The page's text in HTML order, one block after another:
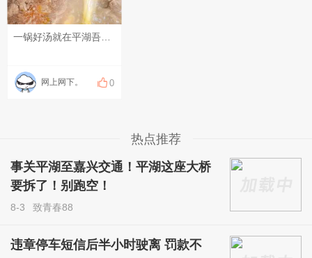
一锅好汤就在平湖吾悦广场#随手记录生活#
网上网下。 0
热点推荐
事关平湖至嘉兴交通！平湖这座大桥
要拆了！别跑空！
8-3 致青春88
违章停车短信后半小时驶离 罚款不